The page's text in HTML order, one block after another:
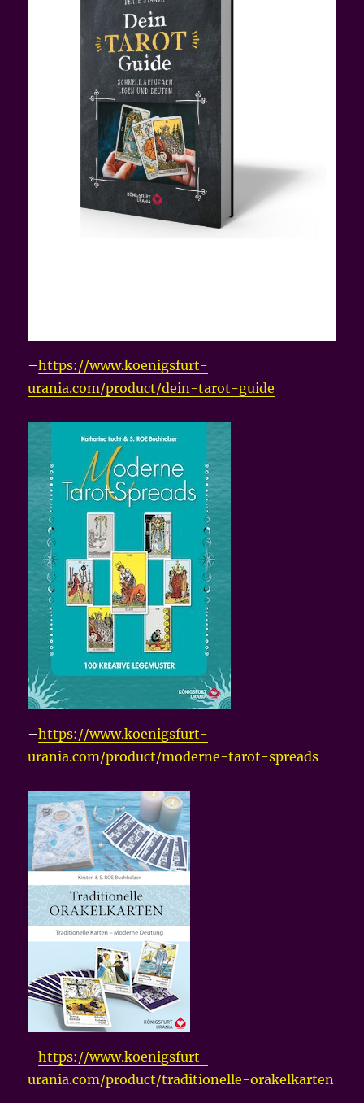
–https://www.koenigsfurt-
urania.com/product/dein-tarot-guide
–https://www.koenigsfurt-
urania.com/product/moderne-tarot-spreads
–https://www.koenigsfurt-
urania.com/product/traditionelle-orakelkarten